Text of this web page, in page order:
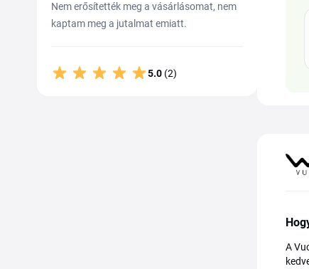
Nem erősítették meg a vásárlásomat, nem
kaptam meg a jutalmat emiatt.
5.0 (2)
A